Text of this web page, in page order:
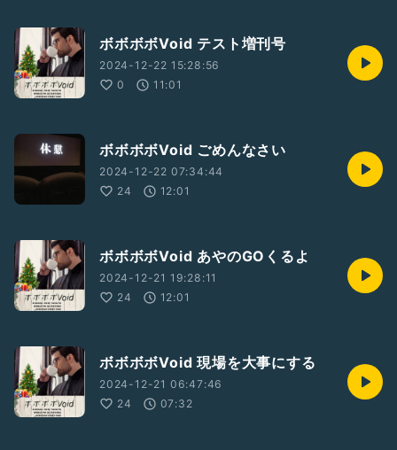
ボボボボVoid テスト増刊号
2024-12-22 15:28:56
0
11:01
ボボボボVoid ごめんなさい
2024-12-22 07:34:44
24
12:01
ボボボボVoid あやのGOくるよ
2024-12-21 19:28:11
24
12:01
ボボボボVoid 現場を大事にする
2024-12-21 06:47:46
24
07:32